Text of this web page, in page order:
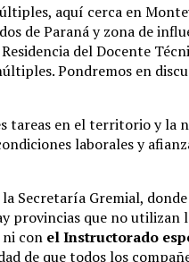
aquí cerca en
de Paraná y zona de
del Docente
Pondremos en
en el territorio y la
laborales y
Secretaría Gremial,
que no
ni con el Instructorado
de que todos los